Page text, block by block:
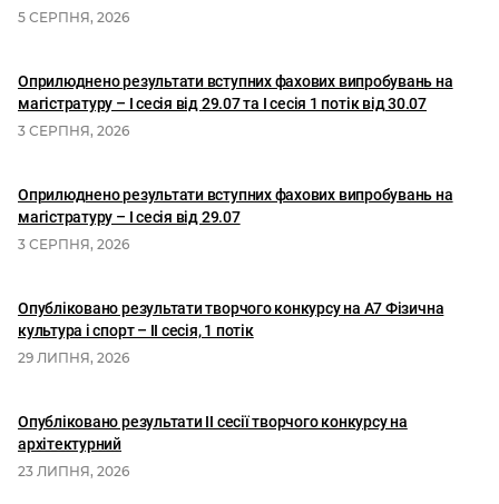
5 СЕРПНЯ, 2026
Оприлюднено результати вступних фахових випробувань на
магістратуру – І сесія від 29.07 та І сесія 1 потік від 30.07
3 СЕРПНЯ, 2026
Оприлюднено результати вступних фахових випробувань на
магістратуру – І сесія від 29.07
3 СЕРПНЯ, 2026
Опубліковано результати творчого конкурсу на А7 Фізична
культура і спорт – ІІ сесія, 1 потік
29 ЛИПНЯ, 2026
Опубліковано результати II сесії творчого конкурсу на
архітектурний
23 ЛИПНЯ, 2026